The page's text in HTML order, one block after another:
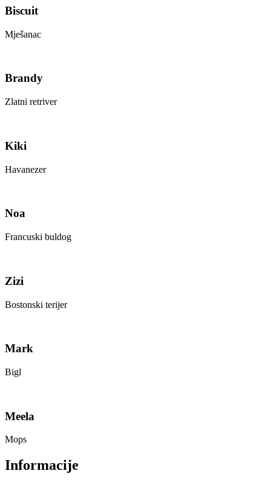
Biscuit
Mješanac
Brandy
Zlatni retriver
Kiki
Havanezer
Noa
Francuski buldog
Zizi
Bostonski terijer
Mark
Bigl
Meela
Mops
Informacije